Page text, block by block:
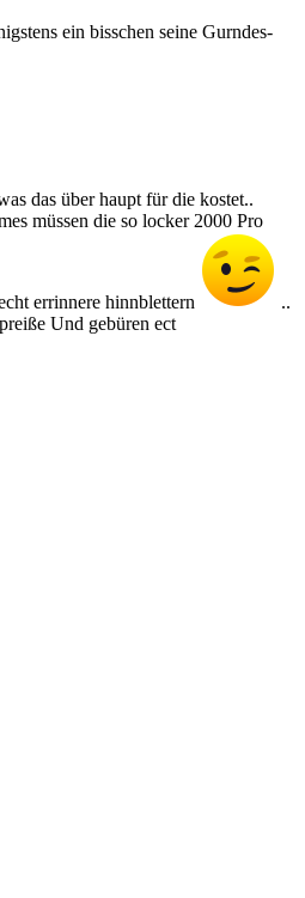
ein bisschen seine Gurndes-
das über haupt für die kostet..
müssen die so locker 2000 Pro
errinnere hinnblettern
..
Und gebüren ect